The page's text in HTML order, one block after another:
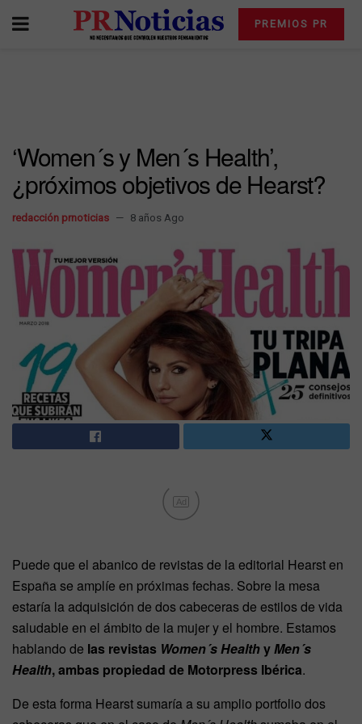
PREMIOS PR
‘Women´s y Men´s Health’,
¿próximos objetivos de Hearst?
redacción prnoticias 8 años Ago
Ad
Puede que el abanico de revistas de la editorial Hearst en
España se amplíe en próximas fechas. Sobre la mesa
estaría la adquisición de dos cabeceras de estilos de vida
saludable en el ámbito de la mujer y el hombre. Estamos
hablando de las revistas Women´s HealthyMen´s
Health, ambas propiedad de Motorpress Ibérica.
De esta forma Hearst sumaría a su amplio portfolio dos